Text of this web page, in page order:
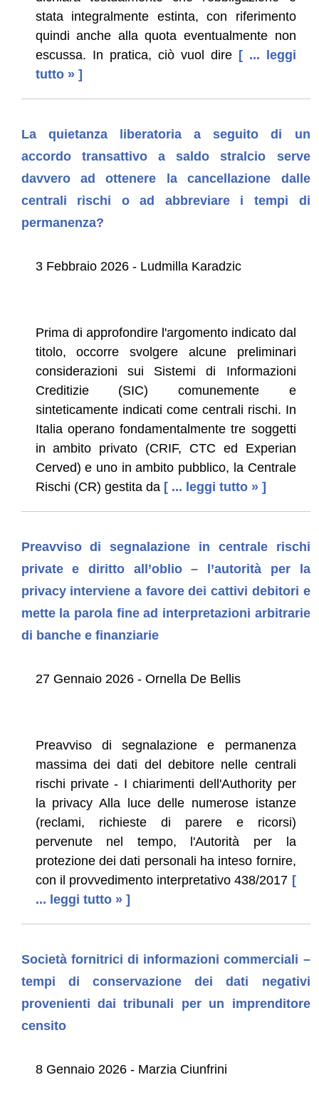
stata integralmente estinta, con riferimento
quindi anche alla quota eventualmente non
escussa. In pratica, ciò vuol dire [ ... leggi
tutto » ]
La quietanza liberatoria a seguito di un
accordo transattivo a saldo stralcio serve
davvero ad ottenere la cancellazione dalle
centrali rischi o ad abbreviare i tempi di
permanenza?
3 Febbraio 2026 - Ludmilla Karadzic
Prima di approfondire l'argomento indicato dal
titolo, occorre svolgere alcune preliminari
considerazioni sui Sistemi di Informazioni
Creditizie (SIC) comunemente e
sinteticamente indicati come centrali rischi. In
Italia operano fondamentalmente tre soggetti
in ambito privato (CRIF, CTC ed Experian
Cerved) e uno in ambito pubblico, la Centrale
Rischi (CR) gestita da [ ... leggi tutto » ]
Preavviso di segnalazione in centrale rischi
private e diritto all’oblio – l’autorità per la
privacy interviene a favore dei cattivi debitori e
mette la parola fine ad interpretazioni arbitrarie
di banche e finanziarie
27 Gennaio 2026 - Ornella De Bellis
Preavviso di segnalazione e permanenza
massima dei dati del debitore nelle centrali
rischi private - I chiarimenti dell'Authority per
la privacy Alla luce delle numerose istanze
(reclami, richieste di parere e ricorsi)
pervenute nel tempo, l'Autorità per la
protezione dei dati personali ha inteso fornire,
con il provvedimento interpretativo 438/2017 [
... leggi tutto » ]
Società fornitrici di informazioni commerciali –
tempi di conservazione dei dati negativi
provenienti dai tribunali per un imprenditore
censito
8 Gennaio 2026 - Marzia Ciunfrini